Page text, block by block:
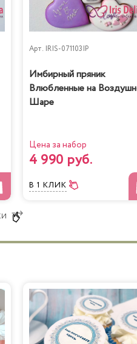
Лимонно-Маковый
Кейк
Арт. IRIS-071103IP
Имбирный пряник
Влюбленные на
Шаре
Цена за набор
4 990 руб.
В 1 КЛИК